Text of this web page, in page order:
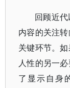
回顾近
内容的关注
关键环节。
人性的另一
了显示自身